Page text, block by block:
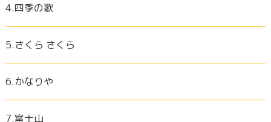
4.四季の歌
5.さくら さくら
6.かなりや
7.富士山